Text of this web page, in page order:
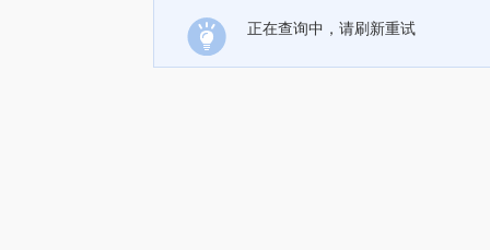
正在查询中，请刷新重试